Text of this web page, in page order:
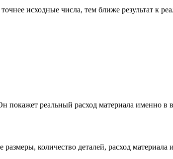
исходные числа, тем ближе результат к
покажет реальный расход материала именно в
количество деталей, расход материала